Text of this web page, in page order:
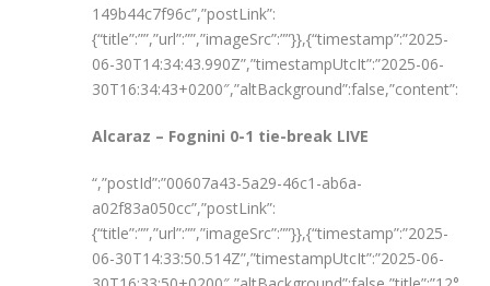
149b44c7f96c”,”postLink”:
{“title”:””,”url”:””,”imageSrc”:””}},{“timestamp”:”2025-
06-30T14:34:43.990Z”,”timestampUtcIt”:”2025-06-
30T16:34:43+0200″,”altBackground”:false,”content”:”
Alcaraz – Fognini 0-1 tie-break LIVE
“,”postId”:”00607a43-5a29-46c1-ab6a-
a02f83a050cc”,”postLink”:
{“title”:””,”url”:””,”imageSrc”:””}},{“timestamp”:”2025-
06-30T14:33:50.514Z”,”timestampUtcIt”:”2025-06-